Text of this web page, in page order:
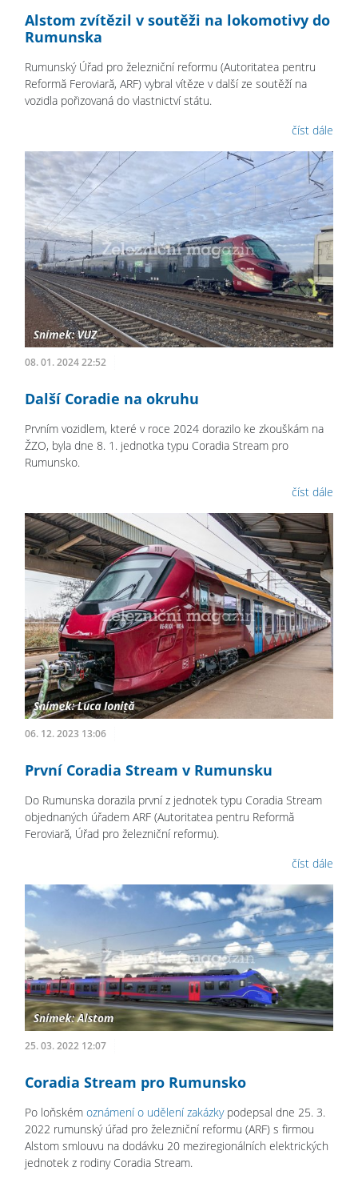
Alstom zvítězil v soutěži na lokomotivy do
Rumunska
Rumunský Úřad pro železniční reformu (Autoritatea pentru
Reformă Feroviară, ARF) vybral vítěze v další ze soutěží na
vozidla pořizovaná do vlastnictví státu.
číst dále
08. 01. 2024 22:52
Další Coradie na okruhu
Prvním vozidlem, které v roce 2024 dorazilo ke zkouškám na
ŽZO, byla dne 8. 1. jednotka typu Coradia Stream pro
Rumunsko.
číst dále
06. 12. 2023 13:06
První Coradia Stream v Rumunsku
Do Rumunska dorazila první z jednotek typu Coradia Stream
objednaných úřadem ARF (Autoritatea pentru Reformă
Feroviară, Úřad pro železniční reformu).
číst dále
25. 03. 2022 12:07
Coradia Stream pro Rumunsko
Po loňském oznámení o udělení zakázkypodepsal dne 25. 3.
2022 rumunský úřad pro železniční reformu (ARF) s firmou
Alstom smlouvu na dodávku 20 meziregionálních elektrických
jednotek z rodiny Coradia Stream.